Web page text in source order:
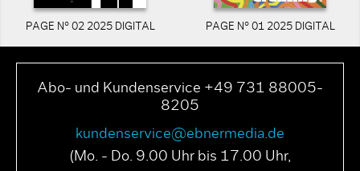
PAGE N° 02 2025 DIGITAL PAGE N° 01 2025 DIGITAL
Abo- und Kundenservice +49 731 88005-
8205
kundenservice@ebnermedia.de
(Mo. - Do. 9.00 Uhr bis 17.00 Uhr,